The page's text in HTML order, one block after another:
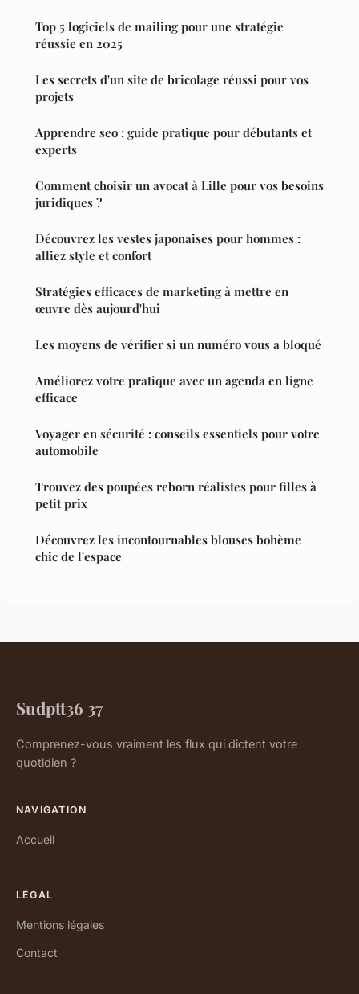
Top 5 logiciels de mailing pour une stratégie
réussie en 2025
Les secrets d'un site de bricolage réussi pour vos
projets
Apprendre seo : guide pratique pour débutants et
experts
Comment choisir un avocat à Lille pour vos besoins
juridiques ?
Découvrez les vestes japonaises pour hommes :
alliez style et confort
Stratégies efficaces de marketing à mettre en
œuvre dès aujourd'hui
Les moyens de vérifier si un numéro vous a bloqué
Améliorez votre pratique avec un agenda en ligne
efficace
Voyager en sécurité : conseils essentiels pour votre
automobile
Trouvez des poupées reborn réalistes pour filles à
petit prix
Découvrez les incontournables blouses bohème
chic de l'espace
Sudptt36 37
Comprenez-vous vraiment les flux qui dictent votre
quotidien ?
NAVIGATION
Accueil
LÉGAL
Mentions légales
Contact